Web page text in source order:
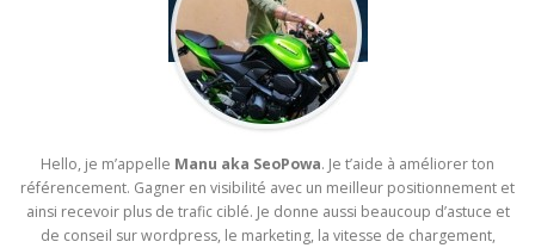
Hello, je m’appelle Manu aka SeoPowa. Je t’aide à améliorer ton
référencement. Gagner en visibilité avec un meilleur positionnement et
ainsi recevoir plus de trafic ciblé. Je donne aussi beaucoup d’astuce et
de conseil sur wordpress, le marketing, la vitesse de chargement,